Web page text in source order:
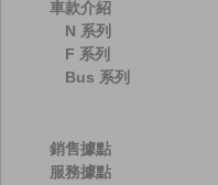
車款介紹
N 系列
F 系列
Bus 系列
銷售據點
服務據點